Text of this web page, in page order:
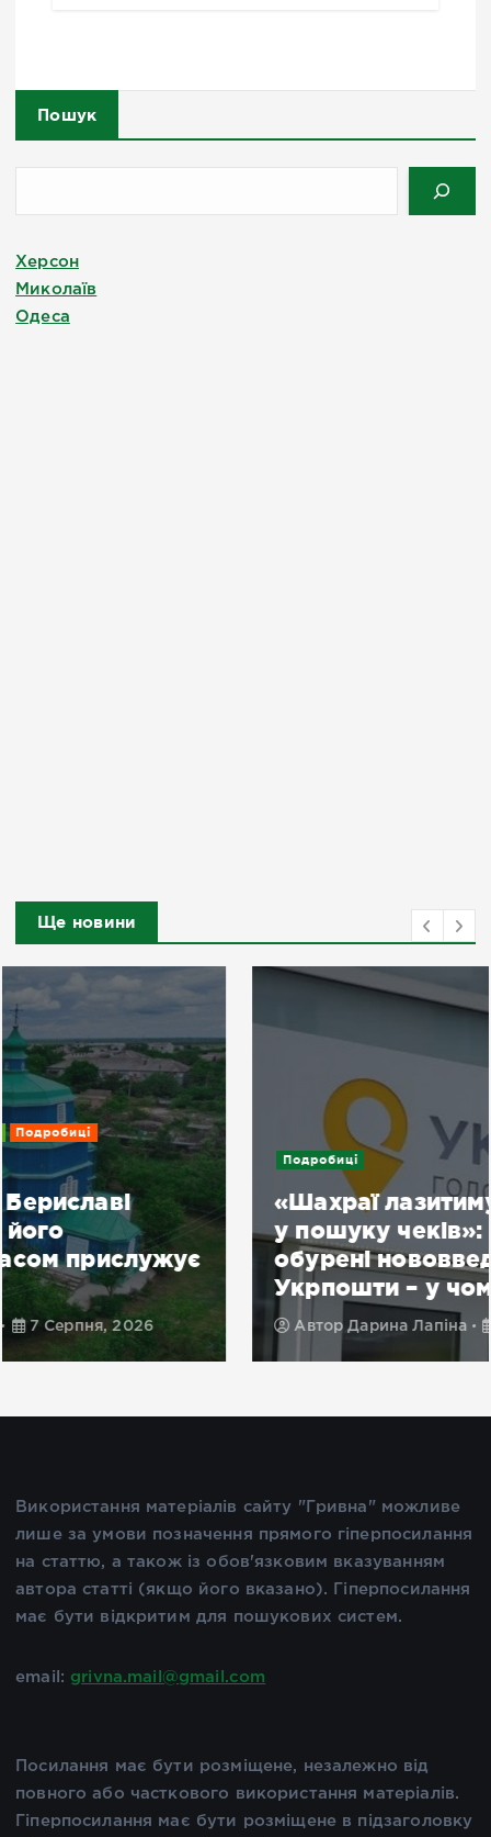
Пошук
Херсон
Миколаїв
Одеса
Ще новини
Подробиці
«Шахраї лазитимуть по смітниках
у пошуку чеків»: українці
обурені нововведенням
Укрпошти – у чому суть
Автор Дарина Лапіна 7 Серпня, 2026
Використання матеріалів сайту "Гривна" можливе
лише за умови позначення прямого гіперпосилання
на статтю, а також із обов'язковим вказуванням
автора статті (якщо його вказано). Гіперпосилання
має бути відкритим для пошукових систем.
email: grivna.mail@gmail.com
Посилання має бути розміщене, незалежно від
повного або часткового використання матеріалів.
Гіперпосилання має бути розміщене в підзаголовку